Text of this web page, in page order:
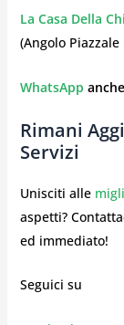
La Casa Della
(Angolo Piazzale
WhatsApp
Rimani
Servizi
Unisciti alle
aspetti?
ed immediato!
Seguici su